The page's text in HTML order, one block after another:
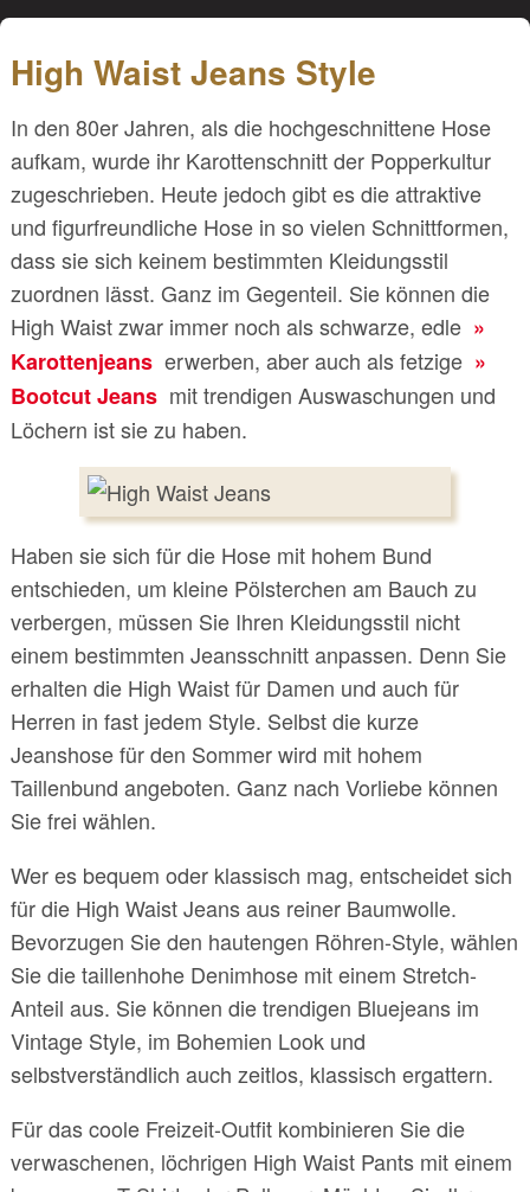
High Waist Jeans Style
In den 80er Jahren, als die hochgeschnittene Hose
aufkam, wurde ihr Karottenschnitt der Popperkultur
zugeschrieben. Heute jedoch gibt es die attraktive
und figurfreundliche Hose in so vielen Schnittformen,
dass sie sich keinem bestimmten Kleidungsstil
zuordnen lässt. Ganz im Gegenteil. Sie können die
High Waist zwar immer noch als schwarze, edle
Karottenjeans erwerben, aber auch als fetzige
Bootcut Jeans mit trendigen Auswaschungen und
Löchern ist sie zu haben.
Haben sie sich für die Hose mit hohem Bund
entschieden, um kleine Pölsterchen am Bauch zu
verbergen, müssen Sie Ihren Kleidungsstil nicht
einem bestimmten Jeansschnitt anpassen. Denn Sie
erhalten die High Waist für Damen und auch für
Herren in fast jedem Style. Selbst die kurze
Jeanshose für den Sommer wird mit hohem
Taillenbund angeboten. Ganz nach Vorliebe können
Sie frei wählen.
Wer es bequem oder klassisch mag, entscheidet sich
für die High Waist Jeans aus reiner Baumwolle.
Bevorzugen Sie den hautengen Röhren-Style, wählen
Sie die taillenhohe Denimhose mit einem Stretch-
Anteil aus. Sie können die trendigen Bluejeans im
Vintage Style, im Bohemien Look und
selbstverständlich auch zeitlos, klassisch ergattern.
Für das coole Freizeit-Outfit kombinieren Sie die
verwaschenen, löchrigen High Waist Pants mit einem